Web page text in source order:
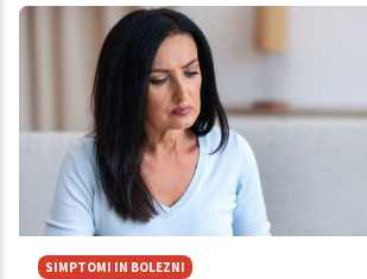
SIMPTOMI IN BOLEZNI